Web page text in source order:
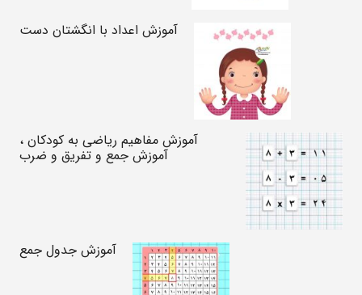
آموزش اعداد با انگشتان دست
آموزش مفاهیم ریاضی به کودکان ،
آموزش جمع و تفریق و ضرب
آموزش جدول جمع